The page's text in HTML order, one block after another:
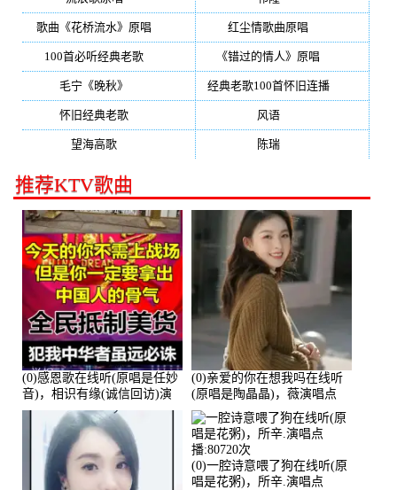
歌曲《花桥流水》原唱 红尘情歌曲原唱
100首必听经典老歌 《错过的情人》原唱
毛宁《晚秋》 经典老歌100首怀旧连播(134)
怀旧经典老歌 风语(132)
望海高歌 陈瑞(128)
推荐KTV歌曲
(0)感恩歌在线听(原唱是任妙
音)，相识有缘(诚信回访)演
唱点播:161288次
(0)亲爱的你在想我吗在线听
(原唱是陶晶晶)，薇演唱点
播:159722次
(0)一腔诗意喂了狗在线听(原
唱是花粥)，所辛.演唱点